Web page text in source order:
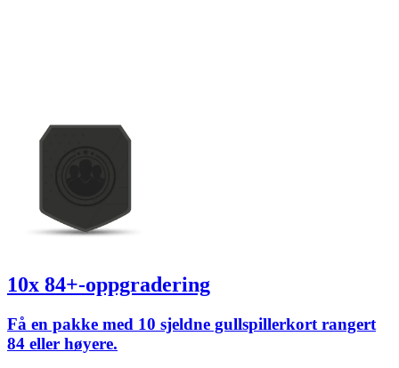
10x 84+-oppgradering
Få en pakke med 10 sjeldne gullspillerkort rangert
84 eller høyere.